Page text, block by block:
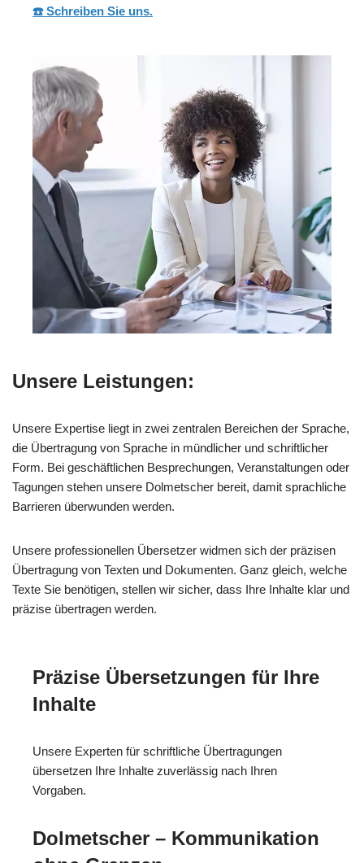
☎️ Schreiben Sie uns.
Unsere Leistungen:
Unsere Expertise liegt in zwei zentralen Bereichen der Sprache,
die Übertragung von Sprache in mündlicher und schriftlicher
Form. Bei geschäftlichen Besprechungen, Veranstaltungen oder
Tagungen stehen unsere Dolmetscher bereit, damit sprachliche
Barrieren überwunden werden.
Unsere professionellen Übersetzer widmen sich der präzisen
Übertragung von Texten und Dokumenten. Ganz gleich, welche
Texte Sie benötigen, stellen wir sicher, dass Ihre Inhalte klar und
präzise übertragen werden.
Präzise Übersetzungen für Ihre
Inhalte
Unsere Experten für schriftliche Übertragungen
übersetzen Ihre Inhalte zuverlässig nach Ihren
Vorgaben.
Dolmetscher – Kommunikation